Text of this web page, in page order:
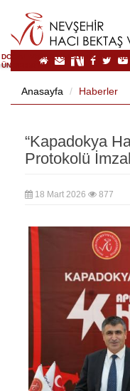
DOĞAL VE KÜLTÜREL MİRAS
ÜNİVERSİTESİ
Anasayfa Haberler
“Kapadokya
Protokolü
18 Mart 2026 877